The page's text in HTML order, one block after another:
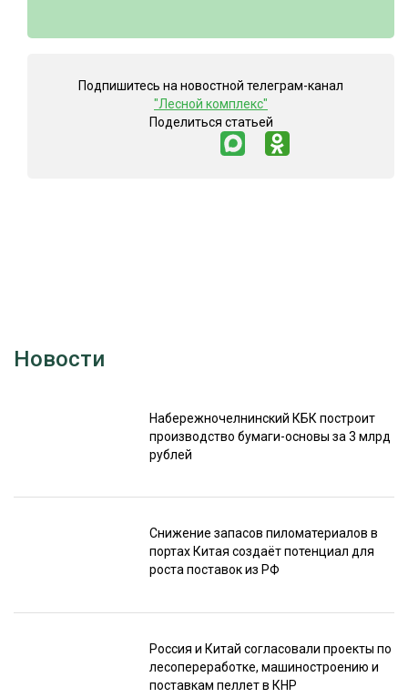
Подпишитесь на новостной телеграм-канал
"Лесной комплекс"
Поделиться статьей
Новости
Набережночелнинский КБК построит
производство бумаги-основы за 3 млрд
рублей
Снижение запасов пиломатериалов в
портах Китая создаёт потенциал для
роста поставок из РФ
Россия и Китай согласовали проекты по
лесопереработке, машиностроению и
поставкам пеллет в КНР